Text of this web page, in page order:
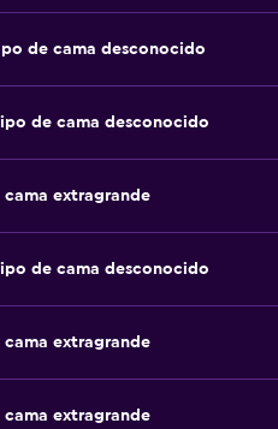
de cama desconocido
de cama desconocido
cama extragrande
de cama desconocido
cama extragrande
cama extragrande